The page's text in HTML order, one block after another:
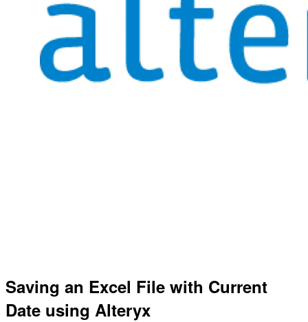
Saving an Excel File with Current
Date using Alteryx